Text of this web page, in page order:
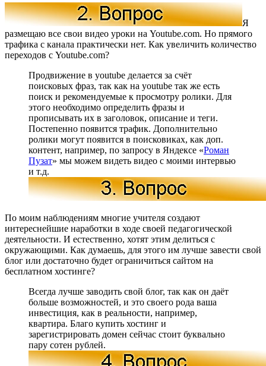
Я
размещаю все свои видео уроки на Youtube.com. Но прямого
трафика с канала практически нет. Как увеличить количество
переходов с Youtube.com?
Продвижение в youtube делается за счёт
поисковых фраз, так как на youtube так же есть
поиск и рекомендуемые к просмотру ролики. Для
этого необходимо определить фразы и
прописывать их в заголовок, описание и теги.
Постепенно появится трафик. Дополнительно
ролики могут появится в поисковиках, как доп.
контент, например, по запросу в Яндексе «Роман
Пузат» мы можем видеть видео с моими интервью
и т.д.
По моим наблюдениям многие учителя создают
интереснейшие наработки в ходе своей педагогической
деятельности. И естественно, хотят этим делиться с
окружающими. Как думаешь, для этого им лучше завести свой
блог или достаточно будет ограничиться сайтом на
бесплатном хостинге?
Всегда лучше заводить свой блог, так как он даёт
больше возможностей, и это своего рода ваша
инвестиция, как в реальности, например,
квартира. Благо купить хостинг и
зарегистрировать домен сейчас стоит буквально
пару сотен рублей.